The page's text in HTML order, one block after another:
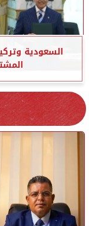
السعودية